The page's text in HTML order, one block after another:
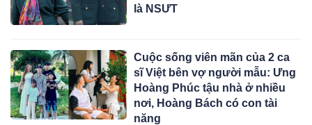
là NSƯT
Cuộc sống viên mãn của 2 ca
sĩ Việt bên vợ người mẫu: Ưng
Hoàng Phúc tậu nhà ở nhiều
nơi, Hoàng Bách có con tài
năng